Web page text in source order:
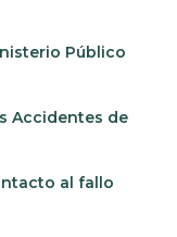
Público
Accidentes de
al fallo